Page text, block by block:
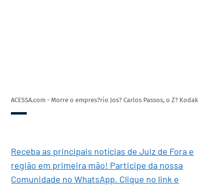
ACESSA.com - Morre o empres?rio Jos? Carlos Passos, o Z? Kodak
Receba as principais notícias de Juiz de Fora e
região em primeira mão! Participe da nossa
Comunidade no WhatsApp. Clique no link e